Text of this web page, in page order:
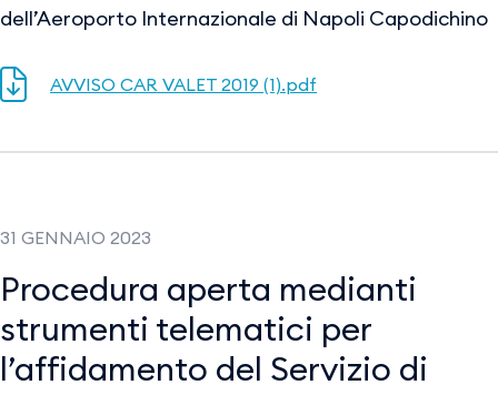
dell’Aeroporto Internazionale di Napoli Capodichino
AVVISO CAR VALET 2019 (1).pdf
31 GENNAIO 2023
Procedura aperta medianti
strumenti telematici per
l’affidamento del Servizio di